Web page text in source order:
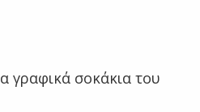
γραφικά σοκάκια του